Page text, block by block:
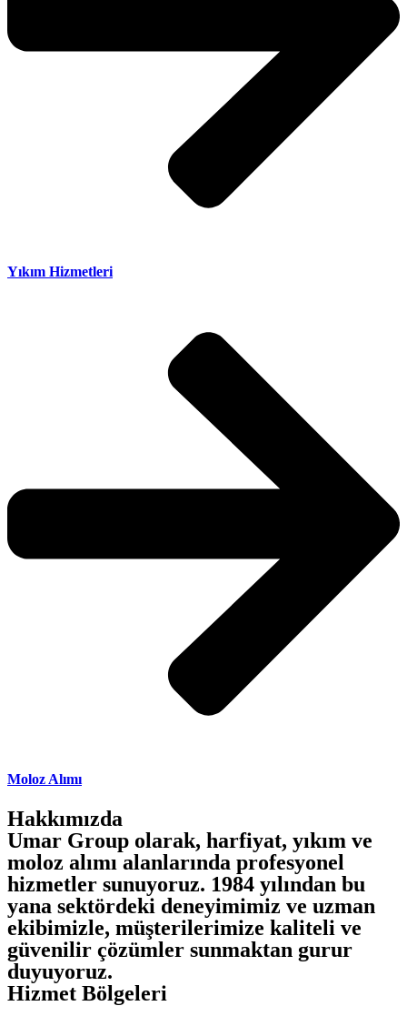
Yıkım Hizmetleri
Moloz Alımı
Hakkımızda
Umar Group olarak, harfiyat, yıkım ve
moloz alımı alanlarında profesyonel
hizmetler sunuyoruz. 1984 yılından bu
yana sektördeki deneyimimiz ve uzman
ekibimizle, müşterilerimize kaliteli ve
güvenilir çözümler sunmaktan gurur
duyuyoruz.
Hizmet Bölgeleri